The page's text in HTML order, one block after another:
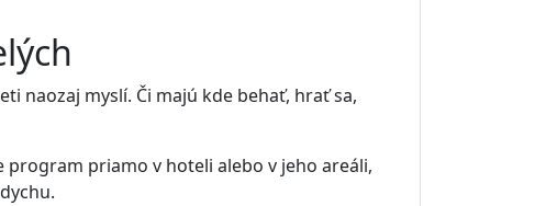
naozaj myslí. Či majú kde behať, hrať sa,
program priamo v hoteli alebo v jeho areáli,